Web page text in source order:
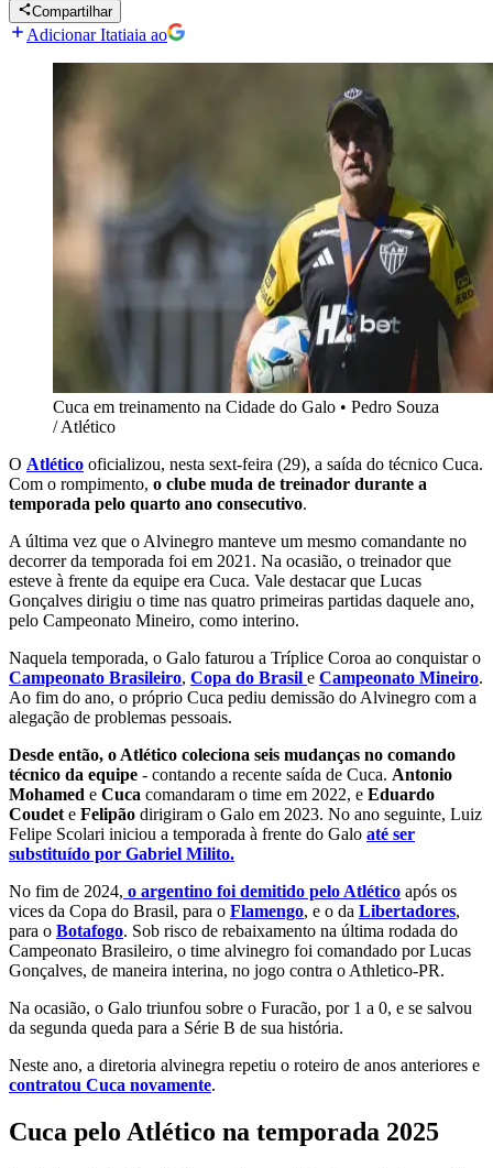
Compartilhar
Adicionar Itatiaia ao
Cuca em treinamento na Cidade do Galo • Pedro Souza
/ Atlético
O Atlético oficializou, nesta sext-feira (29), a saída do técnico Cuca.
Com o rompimento, o clube muda de treinador durante a
temporada pelo quarto ano consecutivo.
A última vez que o Alvinegro manteve um mesmo comandante no
decorrer da temporada foi em 2021. Na ocasião, o treinador que
esteve à frente da equipe era Cuca. Vale destacar que Lucas
Gonçalves dirigiu o time nas quatro primeiras partidas daquele ano,
pelo Campeonato Mineiro, como interino.
Naquela temporada, o Galo faturou a Tríplice Coroa ao conquistar o
Campeonato Brasileiro, Copa do Brasil e Campeonato Mineiro.
Ao fim do ano, o próprio Cuca pediu demissão do Alvinegro com a
alegação de problemas pessoais.
Desde então, o Atlético coleciona seis mudanças no comando
técnico da equipe - contando a recente saída de Cuca. Antonio
Mohamed e Cuca comandaram o time em 2022, e Eduardo
Coudet e Felipão dirigiram o Galo em 2023. No ano seguinte, Luiz
Felipe Scolari iniciou a temporada à frente do Galo até ser
substituído por Gabriel Milito.
No fim de 2024, o argentino foi demitido pelo Atlético após os
vices da Copa do Brasil, para o Flamengo, e o da Libertadores,
para o Botafogo. Sob risco de rebaixamento na última rodada do
Campeonato Brasileiro, o time alvinegro foi comandado por Lucas
Gonçalves, de maneira interina, no jogo contra o Athletico-PR.
Na ocasião, o Galo triunfou sobre o Furacão, por 1 a 0, e se salvou
da segunda queda para a Série B de sua história.
Neste ano, a diretoria alvinegra repetiu o roteiro de anos anteriores e
contratou Cuca novamente.
Cuca pelo Atlético na temporada 2025